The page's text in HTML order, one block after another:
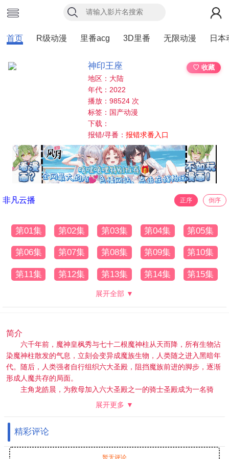
首页 R级动漫 里番acg 3D里番 无限动漫 日本
神印王座
♡ 收藏
地区：大陆
年代：2022
播放：98524 次
标签：国产动漫
下载：
报错/寻番：报错求番入口
非凡云播 正序 倒序
第01集 第02集 第03集 第04集 第05集
第06集 第07集 第08集 第09集 第10集
第11集 第12集 第13集 第14集 第15集
展开全部 ▼
简介
六千年前，魔神皇枫秀与七十二根魔神柱从天而降，所有生物沾
染魔神柱散发的气息，立刻会变异成魔族生物，人类随之进入黑暗年
代。随后，人类强者自行组织六大圣殿，阻挡魔族前进的脚步，逐渐
形成人魔共存的局面。
主角龙皓晨，为救母加入六大圣殿之一的骑士圣殿成为一名骑
士，在一步步成长冒险中，奇遇，诡计，命运般的爱情与友情不断在
人认可。他先是与六大圣殿其他天才少年组成“1号猎魔团”对抗魔族，
为人类的生存与尊严奋战。同时不惜献出生命，守护自己的伙伴与最
珍贵的爱人。而世界的局势变化难测，更多的阴谋在酝酿，更深的秘
密也等着他却揭开。
展开更多 ▼
精彩评论